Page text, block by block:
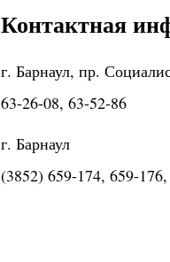
Контактная
г. Барнаул, пр.
63-26-08, 63-52-86
г. Барнаул
(3852) 659-174, 659-